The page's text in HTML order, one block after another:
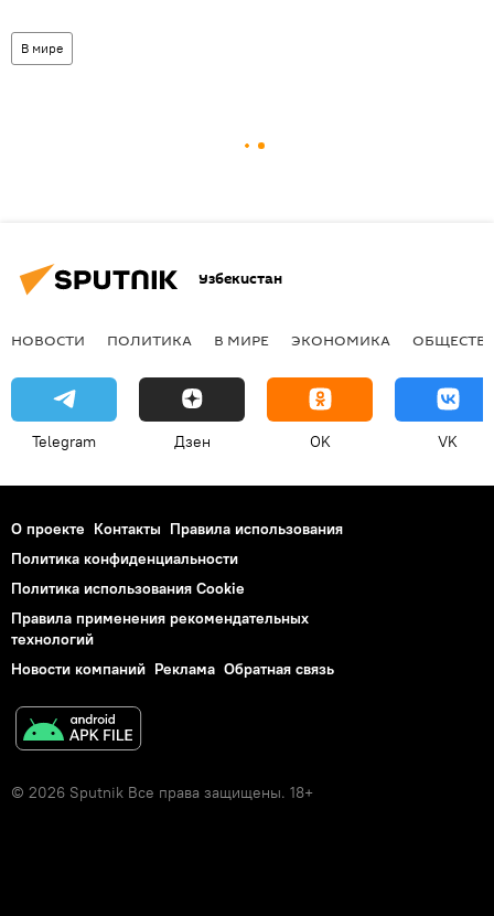
В мире
Узбекистан
НОВОСТИ ПОЛИТИКА В МИРЕ ЭКОНОМИКА
Telegram Дзен OK VK
О проекте Контакты Правила использования
Политика конфиденциальности
Политика использования Cookie
Правила применения рекомендательных
технологий
Новости компаний Реклама Обратная связь
© 2026 Sputnik Все права защищены. 18+